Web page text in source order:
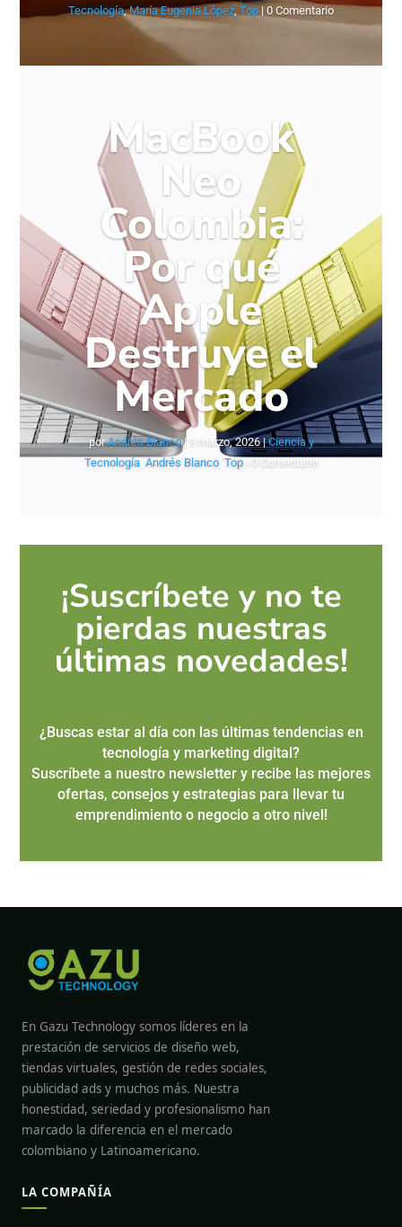
Tecnología,María Eugenia López, Top | 0 Comentario
MacBook
Neo
Colombia:
Por qué
Apple
Destruye el
Mercado
porAndrés Blanco| 9 marzo, 2026|Ciencia y
Tecnología, Andrés Blanco, Top| 0 Comentario
¡Suscríbete y no te
pierdas nuestras
últimas novedades!
¿Buscas estar al día con las últimas tendencias en
tecnología y marketing digital?
Suscríbete a nuestro newsletter y recibe las mejores
ofertas, consejos y estrategias para llevar tu
emprendimiento o negocio a otro nivel!
En Gazu Technology somos líderes en la
prestación de servicios de diseño web,
tiendas virtuales, gestión de redes sociales,
publicidad ads y muchos más. Nuestra
honestidad, seriedad y profesionalismo han
marcado la diferencia en el mercado
colombiano y Latinoamericano.
LA COMPAÑÍA